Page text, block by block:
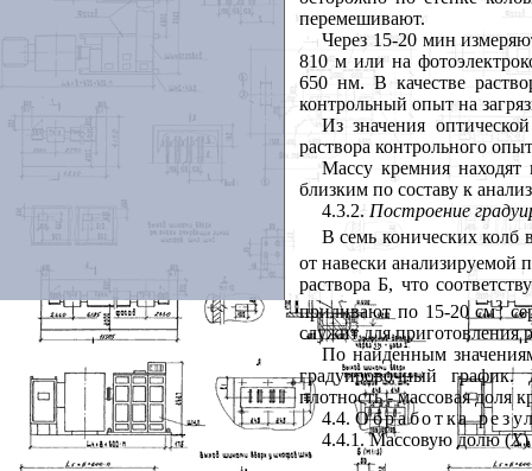
перемешивают.
Через 15-20 мин
810 м или на
650 нм. В качестве
контрольный опыт на
Из значения
раствора контрольного
Массу кремния находят
близким по составу к
4.3.2. Построение
В семь конических колб
от навески анализируемой
раствора Б, что
приливают по 15-20 см3
служит для приготовления
По найденным
градуировочный график.
плотность - массовая доля
4.4. Обработка
4.4.1. Массовую долю (X)